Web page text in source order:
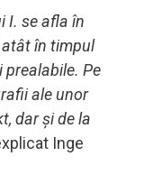
I. se afla în
în timpul
Pe
ale unor
dar și de la
Inge